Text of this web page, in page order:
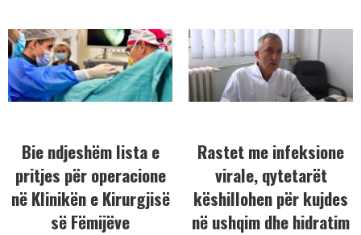
Bie ndjeshëm lista e
pritjes për operacione
në Klinikën e Kirurgjisë
së Fëmijëve
Rastet me infeksione
virale, qytetarët
këshillohen për kujdes
në ushqim dhe hidratim